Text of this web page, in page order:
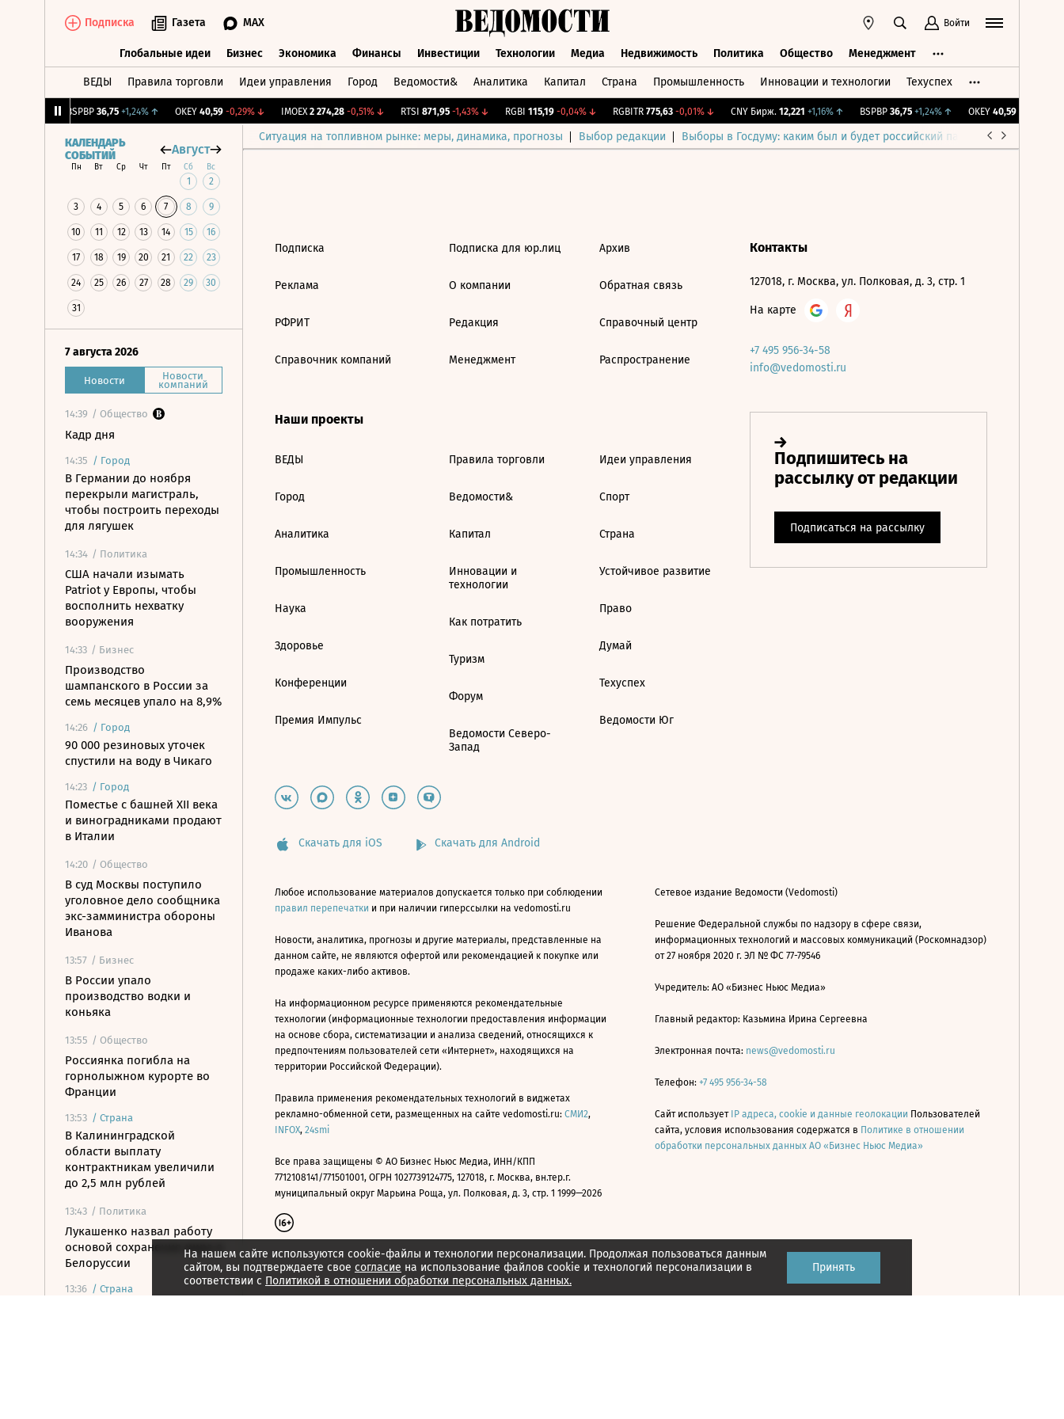
Подписка Газета MAX Войти
Глобальные идеи Бизнес Экономика Финансы Инвестиции Технологии Медиа Недвижимость Политика Общество Менеджмент
ВЕДЫ Правила торговли Идеи управления Город Ведомости& Аналитика Капитал Страна Промышленность Инновации и технологии Техуспех
BSPBP 36,75 +1,24%↑ OKEY 40,59 -0,29%↓ IMOEX 2 274,28 -0,51%↓ RTSI 871,95 -1,43%↓ RGBI 115,19 -0,04%↓ RGBITR 775,63 -0,01%↓ CNY Бирж. 12,221 +1,16%↑ BSPBP 36,75 +1,24%↑ OKEY 40,59 -0,29%
Ситуация на топливном рынке: меры, динамика, прогнозы Выбор редакции Выборы в Госдуму: каким был и будет российский парламент
КАЛЕНДАРЬ
СОБЫТИЙ
Август
Пн Вт Ср Чт Пт Сб Вс
1 2
3 4 5 6 7 8 9
10 11 12 13 14 15 16
17 18 19 20 21 22 23
24 25 26 27 28 29 30
31
7 августа 2026
Новости Новости
компаний
14:39 / Общество
Кадр дня
14:35 / Город
В Германии до ноября
перекрыли магистраль,
чтобы построить переходы
для лягушек
14:34 / Политика
США начали изымать
Patriot у Европы, чтобы
восполнить нехватку
вооружения
14:33 / Бизнес
Производство
шампанского в России за
семь месяцев упало на 8,9%
14:26 / Город
90 000 резиновых уточек
спустили на воду в Чикаго
14:23 / Город
Поместье с башней XII века
и виноградниками продают
в Италии
14:20 / Общество
В суд Москвы поступило
уголовное дело сообщника
экс-замминистра обороны
Иванова
13:57 / Бизнес
В России упало
производство водки и
коньяка
13:55 / Общество
Россиянка погибла на
горнолыжном курорте во
Франции
13:53 / Страна
В Калининградской
области выплату
контрактникам увеличили
до 2,5 млн рублей
13:43 / Политика
Лукашенко назвал работу
основой сохранения мира в
Белоруссии
13:36 / Страна
На нашем сайте используются cookie-файлы и технологии персонализации. Продолжая пользоваться данным
сайтом, вы подтверждаете свое согласие на использование файлов cookie и технологий персонализации в
соответствии с Политикой в отношении обработки персональных данных.
Принять
Подписка
Реклама
РФРИТ
Справочник компаний
Подписка для юр.лиц
О компании
Редакция
Менеджмент
Архив
Обратная связь
Справочный центр
Распространение
Наши проекты
ВЕДЫ
Город
Аналитика
Промышленность
Наука
Здоровье
Конференции
Премия Импульс
Правила торговли
Ведомости&
Капитал
Инновации и
технологии
Как потратить
Туризм
Форум
Ведомости Северо-
Запад
Идеи управления
Спорт
Страна
Устойчивое развитие
Право
Думай
Техуспех
Ведомости Юг
Контакты
127018, г. Москва, ул. Полковая, д. 3, стр. 1
На карте
+7 495 956-34-58
info@vedomosti.ru
Скачать для iOS Скачать для Android
Любое использование материалов допускается только при соблюдении
правил перепечатки и при наличии гиперссылки на vedomosti.ru
Новости, аналитика, прогнозы и другие материалы, представленные на
данном сайте, не являются офертой или рекомендацией к покупке или
продаже каких-либо активов.
На информационном ресурсе применяются рекомендательные
технологии (информационные технологии предоставления информации
на основе сбора, систематизации и анализа сведений, относящихся к
предпочтениям пользователей сети «Интернет», находящихся на
территории Российской Федерации).
Правила применения рекомендательных технологий в виджетах
рекламно-обменной сети, размещенных на сайте vedomosti.ru: СМИ2,
INFOX, 24smi
Все права защищены © АО Бизнес Ньюс Медиа, ИНН/КПП
7712108141/771501001, ОГРН 1027739124775, 127018, г. Москва, вн.тер.г.
муниципальный округ Марьина Роща, ул. Полковая, д. 3, стр. 1 1999—2026
Сетевое издание Ведомости (Vedomosti)
Решение Федеральной службы по надзору в сфере связи,
информационных технологий и массовых коммуникаций (Роскомнадзор)
от 27 ноября 2020 г. ЭЛ № ФС 77-79546
Учредитель: АО «Бизнес Ньюс Медиа»
Главный редактор: Казьмина Ирина Сергеевна
Электронная почта: news@vedomosti.ru
Телефон: +7 495 956-34-58
Сайт использует IP адреса, cookie и данные геолокации Пользователей
сайта, условия использования содержатся в Политике в отношении
обработки персональных данных АО «Бизнес Ньюс Медиа»